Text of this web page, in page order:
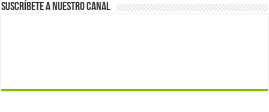
Suscríbete a nuestro canal